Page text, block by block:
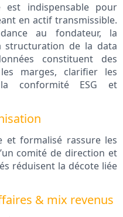
est indispensable pour
en actif transmissible.
au fondateur, la
structuration de la data
constituent des
marges, clarifier les
conformité ESG et
et formalisé rassure les
comité de direction et
réduisent la décote liée
& mix revenus